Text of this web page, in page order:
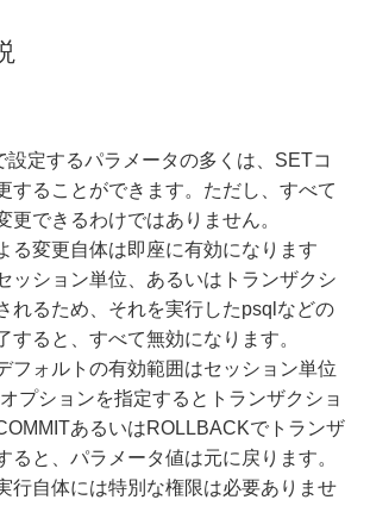
設定するパラメータの多くは、SETコ
することができます。ただし、すべて
更できるわけではありません。
る変更自体は即座に有効になります
ッション単位、あるいはトランザクシ
れるため、それを実行したpsqlなどの
すると、すべて無効になります。
フォルトの有効範囲はセッション単位
プションを指定するとトランザクショ
あるいはROLLBACKでトランザ
ると、パラメータ値は元に戻ります。
行自体には特別な権限は必要ありませ